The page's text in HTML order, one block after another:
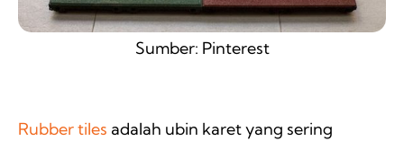
Sumber: Pinterest
Rubber tiles adalah ubin karet yang sering